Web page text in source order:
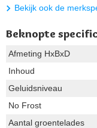
Bekijk ook de
Beknopte
Afmeting HxBxD
Inhoud
Geluidsniveau
No Frost
Aantal groentelades